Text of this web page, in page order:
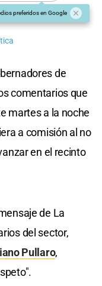
preferidos en Google
de
comentarios que
martes a la noche
a comisión al no
en el recinto
de La
del sector,
Pullaro,